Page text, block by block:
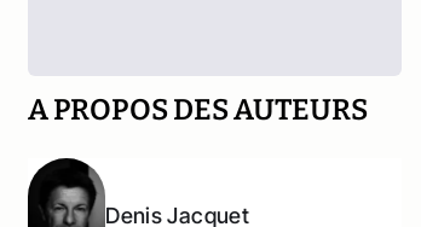
A PROPOS DES AUTEURS
Denis Jacquet